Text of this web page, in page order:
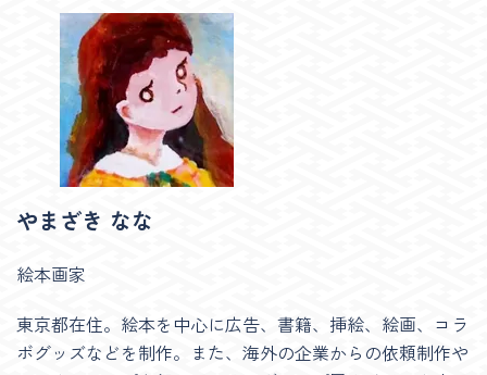
やまざき なな
絵本画家
東京都在住。絵本を中心に広告、書籍、挿絵、絵画、コラ
ボグッズなどを制作。また、海外の企業からの依頼制作や